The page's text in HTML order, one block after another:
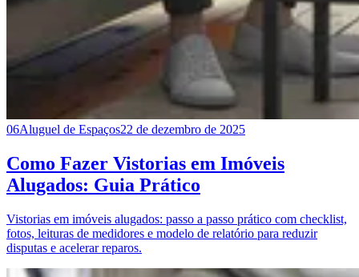
06Aluguel de Espaços22 de dezembro de 2025
Como Fazer Vistorias em Imóveis
Alugados: Guia Prático
Vistorias em imóveis alugados: passo a passo prático com checklist,
fotos, leituras de medidores e modelo de relatório para reduzir
disputas e acelerar reparos.